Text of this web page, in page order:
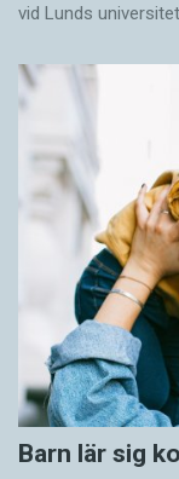
vid Lunds
Barn lär sig